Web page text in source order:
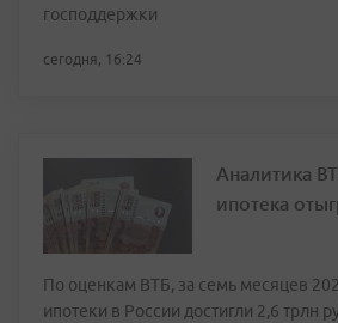
господдержки
сегодня, 16:24
Аналитика
ипотека
По оценкам ВТБ, за семь месяцев
ипотеки в России достигли 2,6 трлн